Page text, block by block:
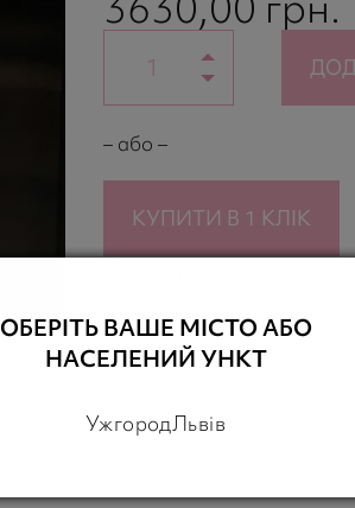
– або –
КУПИТИ В 1 КЛІК
ОБЕРІТЬ ВАШЕ МІСТО АБО
НАСЕЛЕНИЙ УНКТ
УжгородЛьвів